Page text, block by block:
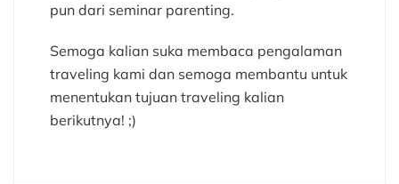
pun dari seminar parenting.
Semoga kalian suka membaca pengalaman
traveling kami dan semoga membantu untuk
menentukan tujuan traveling kalian
berikutnya! ;)